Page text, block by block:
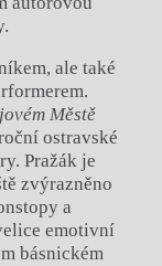
ale také
Městě
ostravské
Pražák je
zvýrazněno
a
emotivní
básnickém